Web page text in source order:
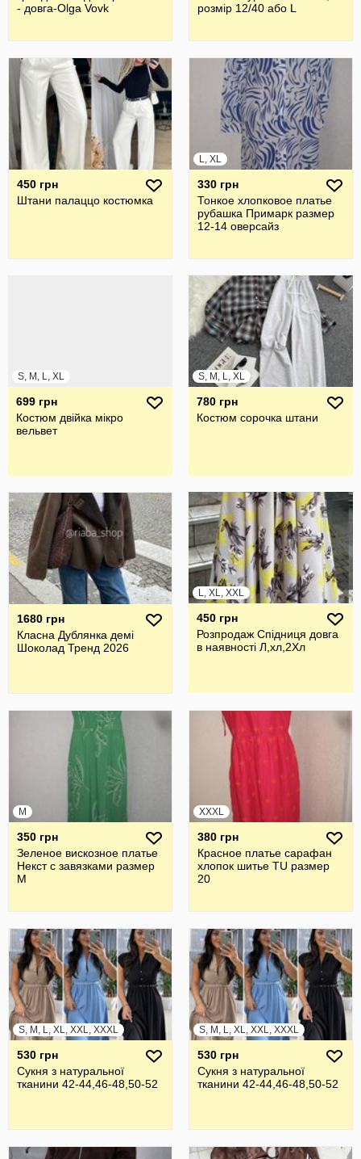
- довга-Olga Vovk
розмір 12/40 або L
450 грн
Штани палаццо костюмка
L, XL
330 грн
Тонкое хлопковое платье
рубашка Примарк размер
12-14 оверсайз
S, M, L, XL
699 грн
Костюм двійка мікро
вельвет
S, M, L, XL
780 грн
Костюм сорочка штани
1680 грн
Класна Дублянка демі
Шоколад Тренд 2026
L, XL, XXL
450 грн
Розпродаж Спідниця довга
в наявності Л,хл,2Хл
M
350 грн
Зеленое вискозное платье
Некст с завязками размер
М
XXXL
380 грн
Красное платье сарафан
хлопок шитье TU размер
20
S, M, L, XL, XXL, XXXL
530 грн
Сукня з натуральної
тканини 42-44,46-48,50-52
S, M, L, XL, XXL, XXXL
530 грн
Сукня з натуральної
тканини 42-44,46-48,50-52